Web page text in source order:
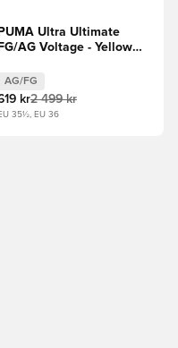
PUMA Ultra Ultimate
FG/AG Voltage - Yellow
AG/FG
kr2 499 kr
35½, EU 36
registrere deg som